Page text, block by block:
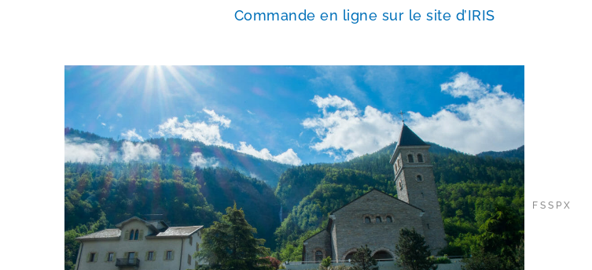
Commande en ligne sur le site d’IRIS
FSSPX